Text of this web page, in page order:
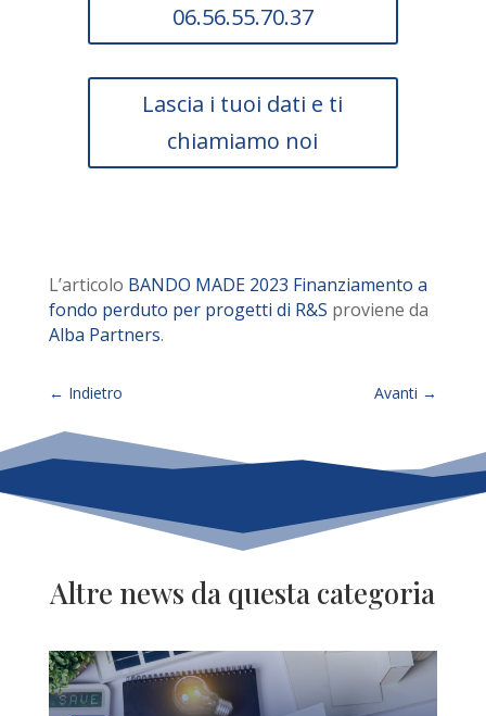
06.56.55.70.37
Lascia i tuoi dati e ti
chiamiamo noi
L’articolo BANDO MADE 2023 Finanziamento a
fondo perduto per progetti di R&S proviene da
Alba Partners.
← Indietro Avanti →
Altre news da questa categoria